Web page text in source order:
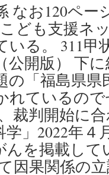
なお120ペー
ども支援ネ
いる。 311甲
公開版） 下
の「福島県県
れているの
裁判開始に
」2022年４
んを掲載し
因果関係の